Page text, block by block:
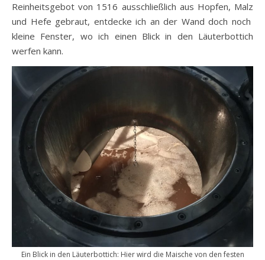
Reinheitsgebot von 1516 ausschließlich aus Hopfen, Malz
und Hefe gebraut, entdecke ich an der Wand doch noch
kleine Fenster, wo ich einen Blick in den Läuterbottich
werfen kann.
Ein Blick in den Läuterbottich: Hier wird die Maische von den festen